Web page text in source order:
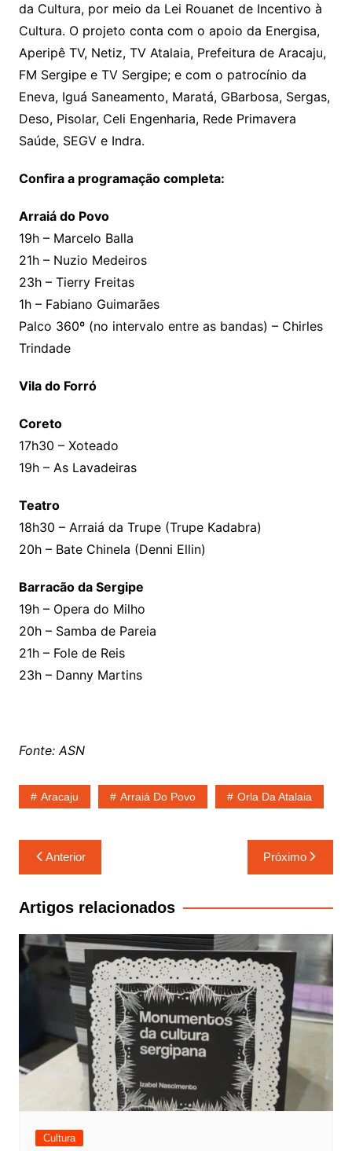
da Cultura, por meio da Lei Rouanet de Incentivo à
Cultura. O projeto conta com o apoio da Energisa,
Aperipê TV, Netiz, TV Atalaia, Prefeitura de Aracaju,
FM Sergipe e TV Sergipe; e com o patrocínio da
Eneva, Iguá Saneamento, Maratá, GBarbosa, Sergas,
Deso, Pisolar, Celi Engenharia, Rede Primavera
Saúde, SEGV e Indra.
Confira a programação completa:
Arraiá do Povo
19h – Marcelo Balla
21h – Nuzio Medeiros
23h – Tierry Freitas
1h – Fabiano Guimarães
Palco 360º (no intervalo entre as bandas) – Chirles
Trindade
Vila do Forró
Coreto
17h30 – Xoteado
19h – As Lavadeiras
Teatro
18h30 – Arraiá da Trupe (Trupe Kadabra)
20h – Bate Chinela (Denni Ellin)
Barracão da Sergipe
19h – Opera do Milho
20h – Samba de Pareia
21h – Fole de Reis
23h – Danny Martins
Fonte: ASN
Aracaju Arraiá Do Povo Orla Da Atalaia
Navegação
de
Post
Anterior Próximo
Artigos relacionados
Cultura